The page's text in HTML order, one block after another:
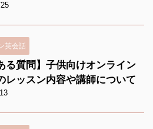
英会話
る質問】子供向けオンライン
レッスン内容や講師について